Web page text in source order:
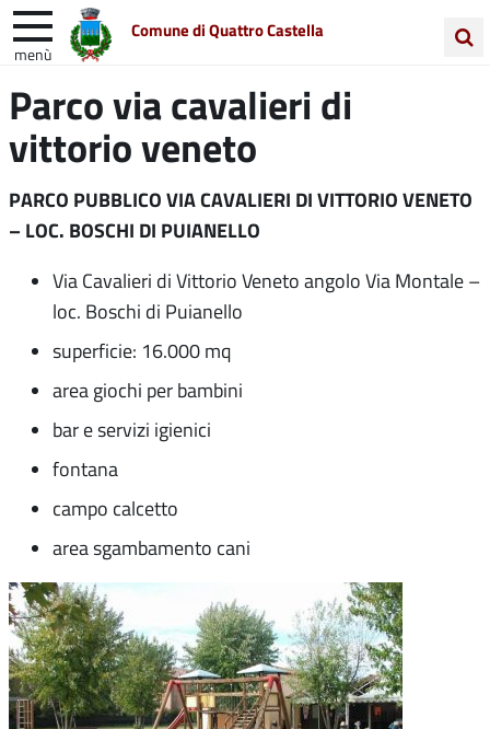
Comune di Quattro Castella
menù
nel
sito
Entra in Comune Vivi Quattro Castella
Unione Colline Matildiche
Parco via cavalieri di
vittorio veneto
PARCO PUBBLICO VIA CAVALIERI DI VITTORIO VENETO
– LOC. BOSCHI DI PUIANELLO
Via Cavalieri di Vittorio Veneto angolo Via Montale –
loc. Boschi di Puianello
superficie: 16.000 mq
area giochi per bambini
bar e servizi igienici
fontana
campo calcetto
area sgambamento cani